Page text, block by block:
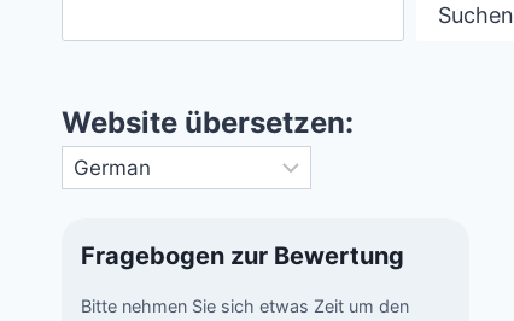
Suchen
Website übersetzen:
Fragebogen zur Bewertung
Bitte nehmen Sie sich etwas Zeit um den